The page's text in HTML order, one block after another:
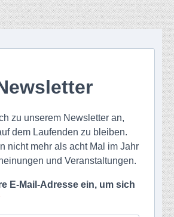
zu unserem Newsletter an,
dem Laufenden zu bleiben.
nicht mehr als acht Mal im Jahr
und Veranstaltungen.
E-Mail-Adresse ein, um sich